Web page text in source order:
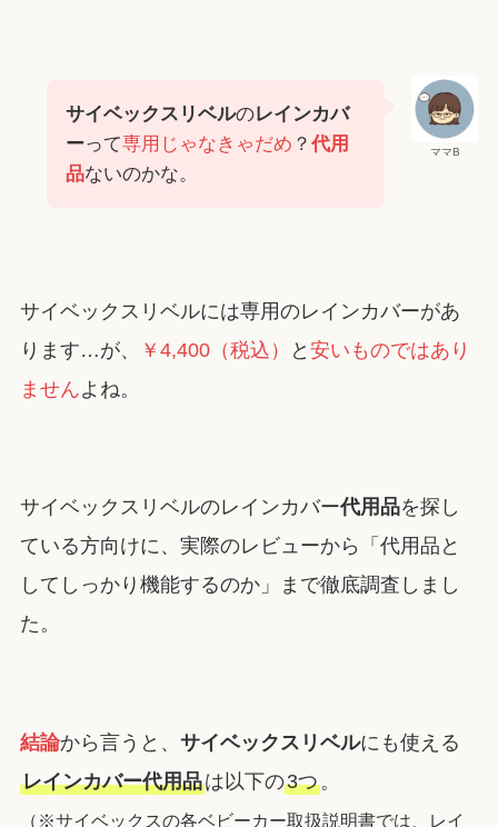
ママB
サイベックスリベルのレインカバ
ーって専用じゃなきゃだめ ？ 代用
品ないのかな。
サイベックスリベルには専用のレインカバーがあ
ります…が、
￥4,400（税込） と 安いものではあり
ませんよね。
サイベックスリベルのレインカバー代用品を探し
ている方向けに、実際のレビューから「代用品と
してしっかり機能するのか」まで徹底調査しまし
た。
結論から言うと、 サイベックスリベルにも使える
レインカバー代用品は以下の3つ。
（※サイベックスの各ベビーカー取扱説明書では、レイ